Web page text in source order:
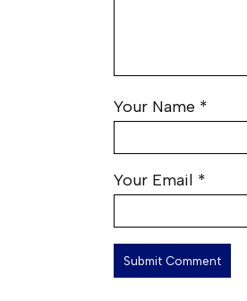
Your Name *
Your Email *